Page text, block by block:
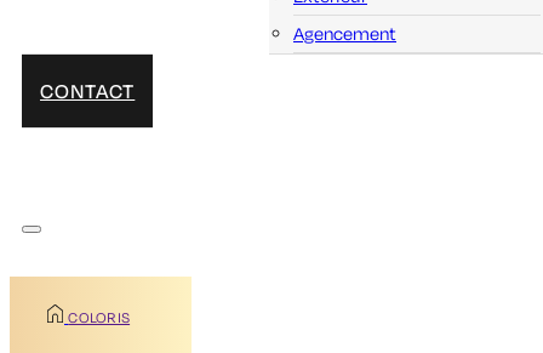
Agencement
CONTACT
COLORIS